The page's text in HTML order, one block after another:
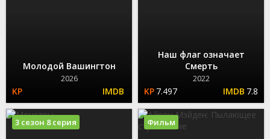
Молодой Вашингтон
2026
Наш флаг означает
Смерть
2022
7.497 7.8
3 сезон 8 серия Фильм